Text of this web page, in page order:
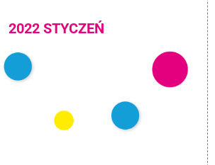
2022 STYCZEŃ